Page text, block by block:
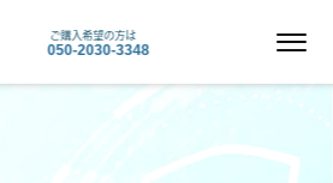
ご購入希望の方は
050-2030-3348